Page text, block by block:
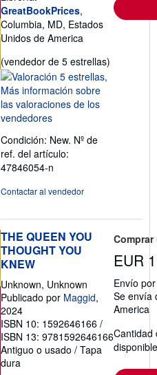
GreatBookPrices,
Columbia, MD, Estados
Unidos de America
(vendedor de 5 estrellas)
Condición: New. Nº de
ref. del artículo:
47846054-n
Contactar al vendedor
THE QUEEN YOU
THOUGHT YOU
KNEW
Unknown, Unknown
Publicado por Maggid,
2024
ISBN 10: 1592646166 /
ISBN 13: 9781592646166
Antiguo o usado / Tapa
dura
EUR
Envío
Se envía
America
Cantidad